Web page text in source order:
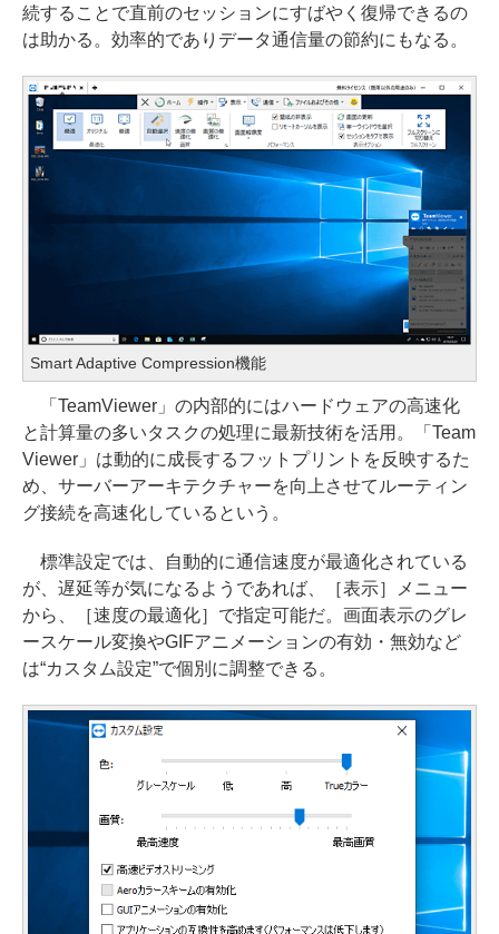
続することで直前のセッションにすばやく復帰できるの
は助かる。効率的でありデータ通信量の節約にもなる。
Smart Adaptive Compression機能
「TeamViewer」の内部的にはハードウェアの高速化
と計算量の多いタスクの処理に最新技術を活用。「Team
Viewer」は動的に成長するフットプリントを反映するた
め、サーバーアーキテクチャーを向上させてルーティン
グ接続を高速化しているという。
標準設定では、自動的に通信速度が最適化されている
が、遅延等が気になるようであれば、［表示］メニュー
から、［速度の最適化］で指定可能だ。画面表示のグレ
ースケール変換やGIFアニメーションの有効・無効など
は“カスタム設定”で個別に調整できる。